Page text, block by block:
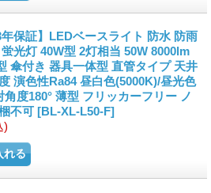
年保証】LEDベースライト 防水 防雨
光灯 40W型 2灯相当 50W 8000lm
傘付き 器具一体型 直管タイプ 天井
演色性Ra84 昼白色(5000K)/昼光色
角度180° 薄型 フリッカーフリー ノ
不可 [BL-XL-L50-F]
)